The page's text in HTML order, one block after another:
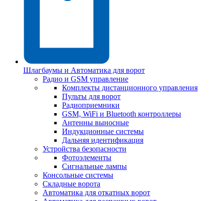
Шлагбаумы и Автоматика для ворот
Радио и GSM управление
Комплекты дистанционного управления
Пульты для ворот
Радиоприемники
GSM, WiFi и Bluetooth контроллеры
Антенны выносные
Индукционные системы
Дальняя идентификация
Устройства безопасности
Фотоэлементы
Сигнальные лампы
Консольные системы
Складные ворота
Автоматика для откатных ворот